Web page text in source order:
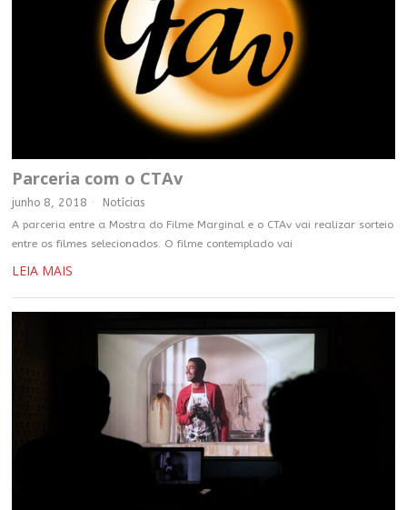
Parceria com o CTAv
junho 8, 2018 Notícias
A parceria entre a Mostra do Filme Marginal e o CTAv vai realizar sorteio
entre os filmes selecionados. O filme contemplado vai
LEIA MAIS